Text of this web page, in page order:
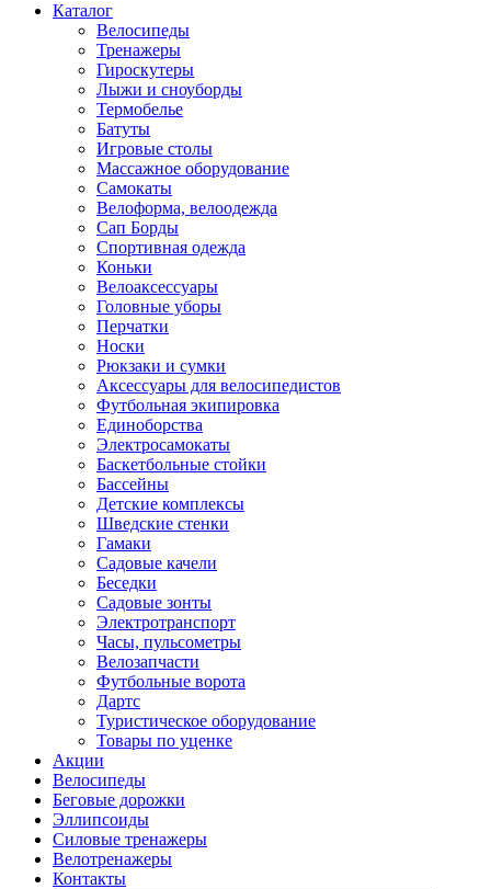
Каталог
Велосипеды
Тренажеры
Гироскутеры
Лыжи и сноуборды
Термобелье
Батуты
Игровые столы
Массажное оборудование
Самокаты
Велоформа, велоодежда
Сап Борды
Спортивная одежда
Коньки
Велоаксессуары
Головные уборы
Перчатки
Носки
Рюкзаки и сумки
Аксессуары для велосипедистов
Футбольная экипировка
Единоборства
Электросамокаты
Баскетбольные стойки
Бассейны
Детские комплексы
Шведские стенки
Гамаки
Садовые качели
Беседки
Садовые зонты
Электротранспорт
Часы, пульсометры
Велозапчасти
Футбольные ворота
Дартс
Туристическое оборудование
Товары по уценке
Акции
Велосипеды
Беговые дорожки
Эллипсоиды
Силовые тренажеры
Велотренажеры
Контакты